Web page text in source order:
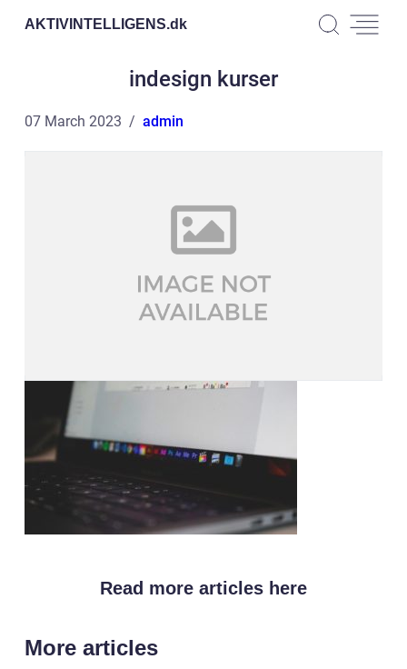
AKTIVINTELLIGENS.dk
indesign kurser
07 March 2023 admin
Read more articles here
More articles